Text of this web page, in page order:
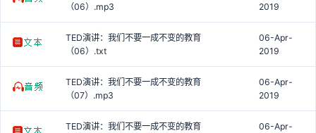
（06）.mp3
2019
TED演讲：我们不要一成不变的教育
（06）.txt
06-Apr-
2019
TED演讲：我们不要一成不变的教育
（07）.mp3
06-Apr-
2019
TED演讲：我们不要一成不变的教育
06-Apr-